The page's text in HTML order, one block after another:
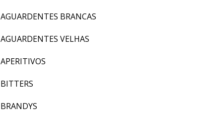
AGUARDENTES BRANCAS
AGUARDENTES VELHAS
APERITIVOS
BITTERS
BRANDYS